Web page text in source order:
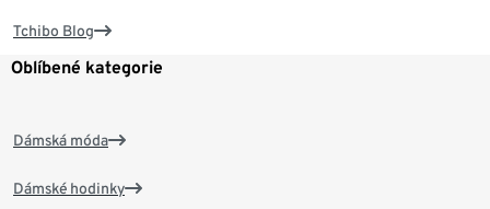
Tchibo Blog
Oblíbené kategorie
Dámská móda
Dámské hodinky